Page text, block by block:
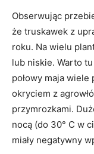
Obserwując
że truskawek z
roku. Na wielu
lub niskie. Warto
połowy maja
okryciem z
przymrozkami.
nocą (do 30° C w
miały negatywny